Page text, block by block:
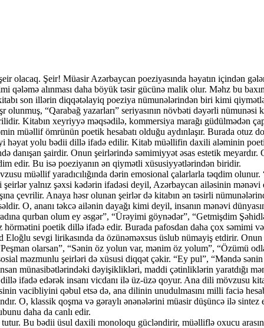
Şeir! Müasir Azərbaycan poeziyasında həyatın içindən
alınması daha böyük təsir gücünə malik olur. Məhz bu
son illərin diqqətəlayiq poeziya nümunələrindən biri kimi
olunmuş, “Qarabağ yazarları” seriyasının növbəti dəyərli
Kitabın xeyriyyə məqsədilə, kommersiya marağı güdülmədən çap
müəllif ömrünün poetik hesabatı olduğu aydınlaşır. Burada otuz
həyat yolu bədii dillə ifadə edilir. Kitab müəllifin daxili aləminin
şairdir. Onun şeirlərində səmimiyyət əsas estetik meyardır.
edir. Bu isə poeziyanın ən qiymətli xüsusiyyətlərindən biridir.
müəllif yaradıcılığında dərin emosional çalarlarla təqdim
yalnız şəxsi kədərin ifadəsi deyil, Azərbaycan ailəsinin mənəvi
çevrilir. Anaya həsr olunan şeirlər də kitabın ən təsirli
O, ananı təkcə ailənin dayağı kimi deyil, insanın mənəvi
qurban olum ey əsgər”, “Ürəyimi göynədər”, “Getmişdim
hörmətini poetik dillə ifadə edir. Burada pafosdan daha çox səmimi
sevgi lirikasında da özünəməxsus üslub nümayiş etdirir.
olarsan”, “Sənin öz yolun var, mənim öz yolum”, “Özümü
məzmunlu şeirləri də xüsusi diqqət çəkir. “Ey pul”, “Məndə
münasibətlərindəki dəyişiklikləri, maddi çətinliklərin yaratdığı
ifadə edərək insanı vicdanı ilə üz-üzə qoyur. Ana dili mövzusu
vacibliyini qəbul etsə də, ana dilinin unudulmasını milli faciə
O, klassik qoşma və gəraylı ənənələrini müasir düşüncə ilə
daha da canlı edir.
Bu bədii üsul daxili monoloqu gücləndirir, müəlliflə oxucu